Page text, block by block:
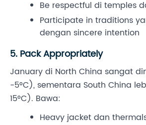
Be respectful di temples
Participate in traditions
dengan sincere intention
5. Pack Appropriately
January di North China sangat
-5°C), sementara South China
15°C). Bawa:
Heavy jacket dan